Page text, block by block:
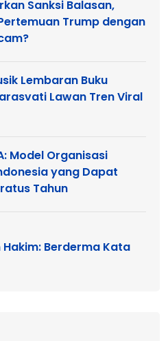
Sanksi Balasan,
Trump dengan
Lembaran Buku
Lawan Tren Viral
Model Organisasi
yang Dapat
Tahun
Hakim: Berderma Kata